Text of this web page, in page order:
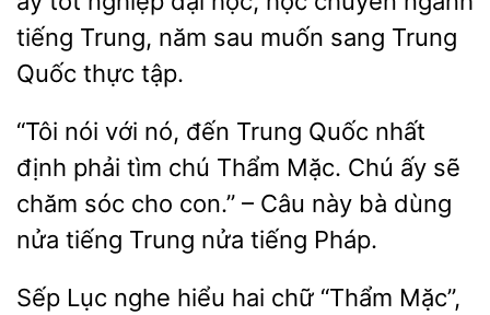
tiếng Trung, năm sau muốn
Trung
Quốc thực tập.
“Tôi
nó, đến Trung Quốc nhất
định phải tìm chú Thẩm Mặc. Chú ấy sẽ
chăm sóc cho
– Câu này bà dùng
nửa tiếng Trung nửa tiếng Pháp.
Sếp nghe hiểu hai chữ
Mặc”,